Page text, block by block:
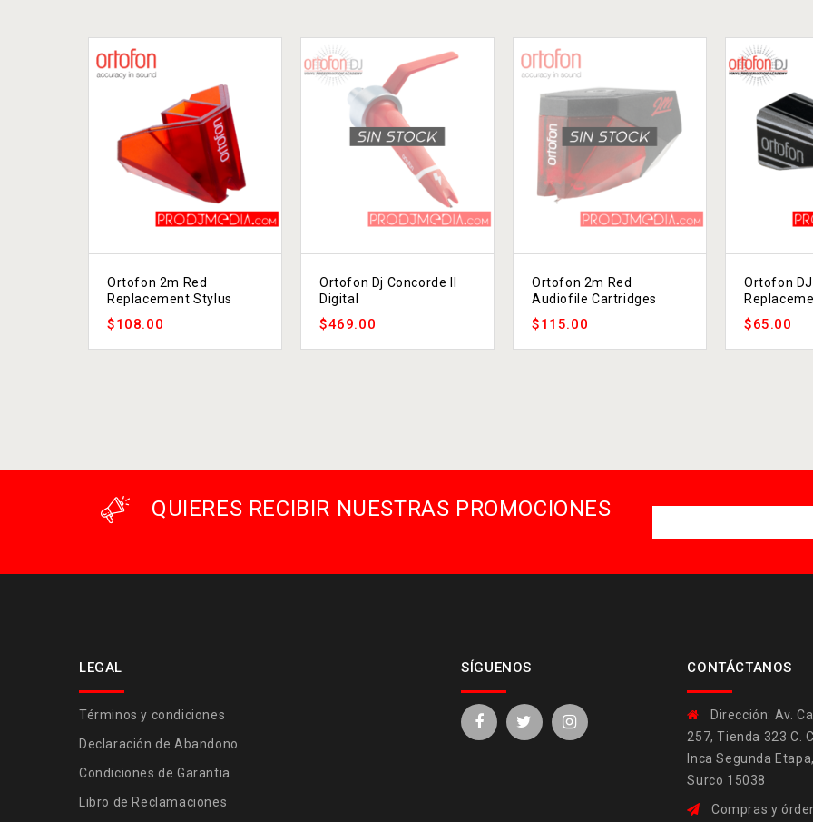
Ortofon 2m Red
Replacement Stylus
$108.00
Ortofon Dj Concorde II
Digital
$469.00
Ortofon 2m Red
Audiofile Cartridges
$115.00
Ortofon
$65.00
QUIERES RECIBIR NUESTRAS PROMOCIONES
LEGAL
Términos y condiciones
Declaración de Abandono
Condiciones de Garantia
Libro de Reclamaciones
SÍGUENOS CONTÁCTANOS
Dirección: Av.
257, Tienda 323 C.
Inca Segunda
Surco 15038
Compras y